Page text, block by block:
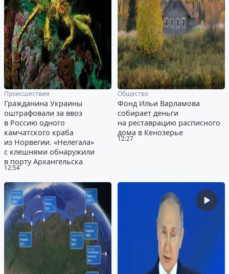
12:54
Происшествия
Гражданина Украины
оштрафовали за ввоз
в Россию одного
камчатского краба
из Норвегии. «Нелегала»
с клешнями обнаружили
в порту Архангельска
12:27
Общество
Фонд Ильи Варламова
собирает деньги
на реставрацию расписного
дома в Кенозерье